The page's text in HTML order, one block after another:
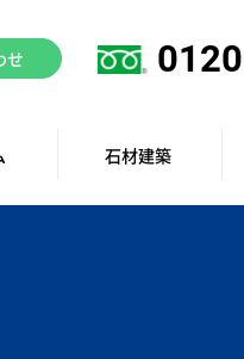
せ
石材建築